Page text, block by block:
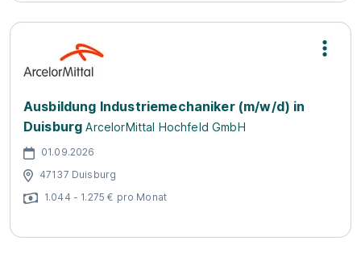
Ausbildung Industriemechaniker (m/w/d) in
Duisburg ArcelorMittal Hochfeld GmbH
01.09.2026
47137 Duisburg
1.044 - 1.275 € pro Monat